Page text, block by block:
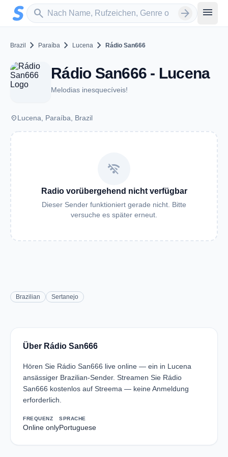
Zum Hauptinhalt springen
search
Sender suchen arrow_forward menu
Brazil chevron_right Paraíba chevron_right Lucena chevron_right Rádio San666
Rádio San666 - Lucena
Melodias inesquecíveis!
placeLucena, Paraíba, Brazil
wifi_off
Radio vorübergehend nicht verfügbar
Dieser Sender funktioniert gerade nicht. Bitte
versuche es später erneut.
Brazilian Sertanejo
Über Rádio San666
Hören Sie Rádio San666 live online — ein in Lucena
ansässiger Brazilian-Sender. Streamen Sie Rádio
San666 kostenlos auf Streema — keine Anmeldung
erforderlich.
FREQUENZ
Online only
SPRACHE
Portuguese